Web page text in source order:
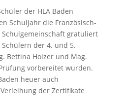
der HLA Baden
Schuljahr die Französisch-
gratuliert
der 4. und 5.
Bettina Holzer und Mag.
vorbereitet wurden.
heuer auch
der Zertifikate